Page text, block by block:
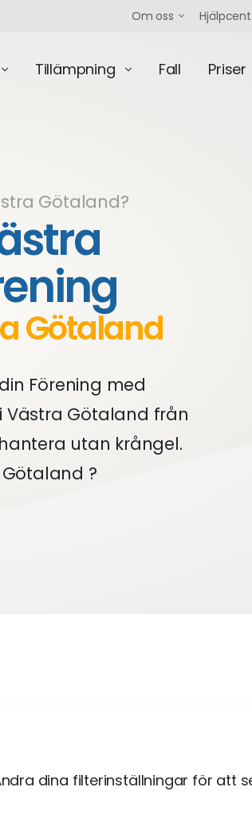
Götaland?
Götaland
Förening med
Västra Götaland från
utan krångel.
?
dina filterinställningar för att
Om oss
Tillämpning Fall Priser